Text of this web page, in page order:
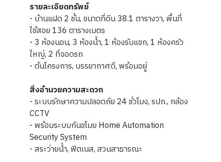
รายละเอียดทรัพย์
- บ้านแฝด 2 ชั้น, ขนาดที่ดิน 38.1 ตารางวา, พื้นที่
ใช้สอย 136 ตารางเมตร
- 3 ห้องนอน, 3 ห้องน้ำ, 1 ห้องรับแขก, 1 ห้องครัว
ใหญ่, 2 ที่จอดรถ
- ต้นโครงการ, บรรยากาศดี, พร้อมอยู่
สิ่งอำนวยความสะดวก
- ระบบรักษาความปลอดภัย 24 ชั่วโมง, รปภ., กล้อง
CCTV
- พร้อมระบบกันขโมย Home Automation
Security System
- สระว่ายน้ำ, ฟิตเนส, สวนสาธารณะ